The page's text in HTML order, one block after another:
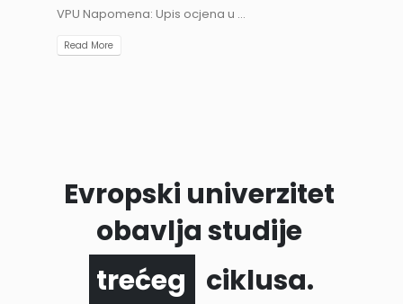
VPU Napomena: Upis ocjena u ...
Read More
Evropski univerzitet
obavlja studije
prvog
ciklusa.